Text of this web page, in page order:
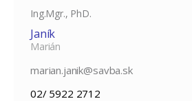
Ing.Mgr., PhD.
Janík
Marián
marian.janik@savba.sk
02/ 5922 2712